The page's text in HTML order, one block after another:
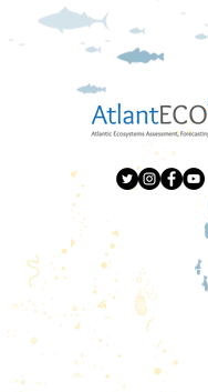
O projeto AtlantECO,
desenvolver e aplicar
unificadora que forneça
conhecimento para uma
gestão do Oceano
ecossistêmicos.
AtlantECO irá se envolver